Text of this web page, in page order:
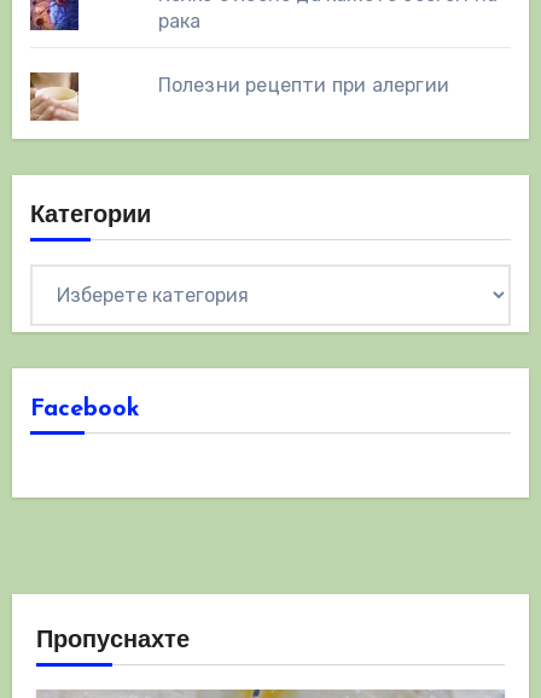
рака
Полезни рецепти при алергии
Категории
Facebook
Пропуснахте